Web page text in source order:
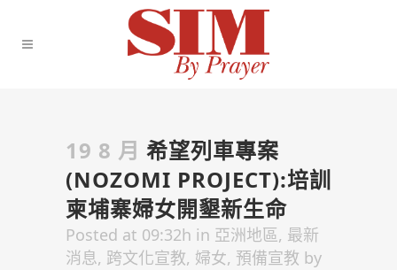
19 8 月 希望列車專案
(NOZOMI PROJECT):培訓
柬埔寨婦女開墾新生命
Posted at 09:32h in 亞洲地區, 最新
消息, 跨文化宣教, 婦女, 預備宣教 by